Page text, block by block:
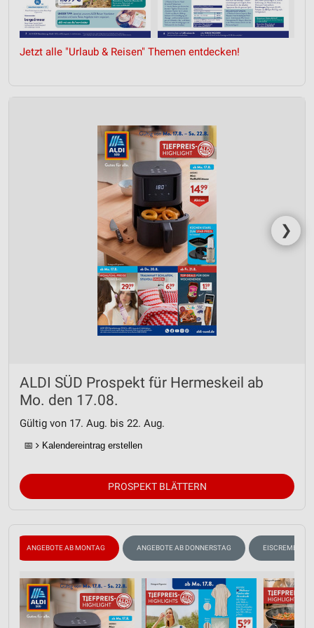
Jetzt alle "Urlaub & Reisen" Themen entdecken!
❯
ALDI SÜD Prospekt für Hermeskeil ab
Mo. den 17.08.
Gültig von 17. Aug. bis 22. Aug.
📅 Kalendereintrag erstellen
PROSPEKT BLÄTTERN
ANGEBOTE AB MONTAG ANGEBOTE AB DONNERSTAG EISCREME